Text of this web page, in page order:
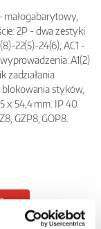
2P - dwa zestyki
22(5)-24(6); AC1 -
A1(2)
zadziałania
styków,
x 54,4 mm. IP 40.
GZP8, GOP8.